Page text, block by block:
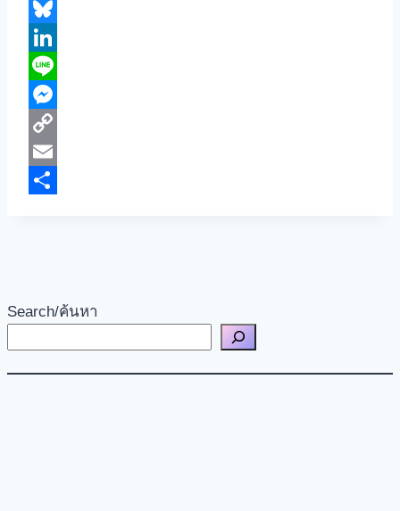
Threads
Bluesky
LinkedIn
Line
Messenger
Copy
Link
Email
Search/ค้นหา